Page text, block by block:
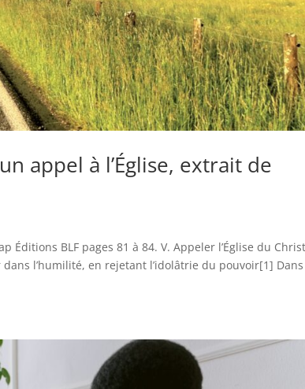
appel à l’Église, extrait de
Éditions BLF pages 81 à 84. V. Appeler l’Église du
l’humilité, en rejetant l’idolâtrie du pouvoir[1] Dans